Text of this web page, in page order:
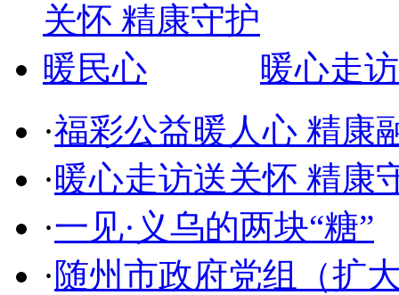
暖心走
·福彩公益暖人心 精康
·暖心走访送关怀 精康
·一见·义乌的两块“糖”
·随州市政府党组（扩